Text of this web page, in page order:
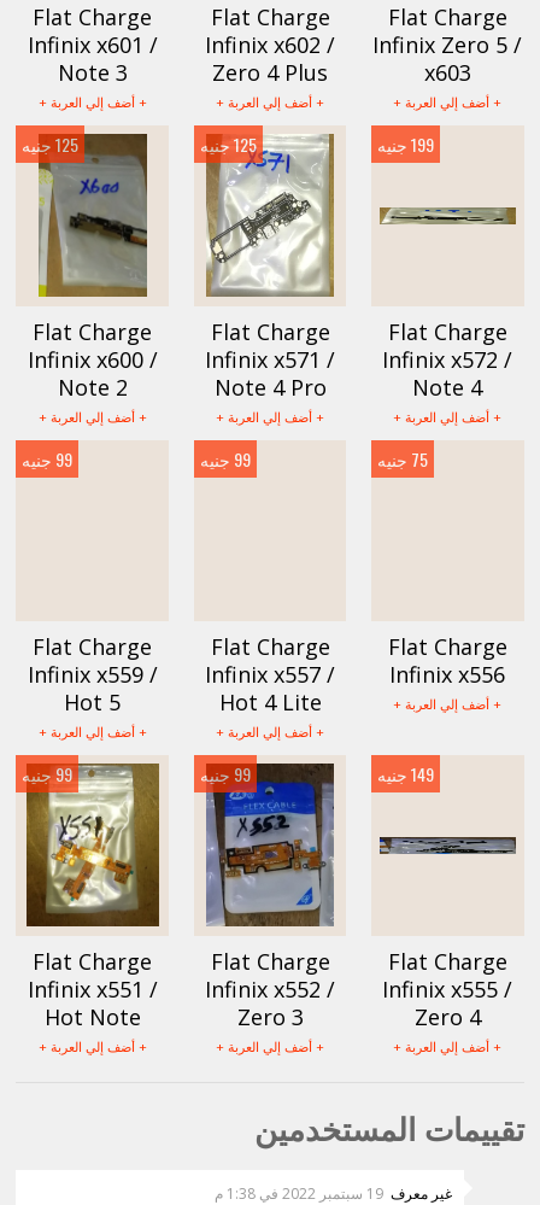
Flat Charge
Infinix Zero 5 /
x603
+ أضف إلي العربة +
Flat Charge
Infinix x602 /
Zero 4 Plus
+ أضف إلي العربة +
Flat Charge
Infinix x601 /
Note 3
+ أضف إلي العربة +
Flat Charge
Infinix x572 /
Note 4
+ أضف إلي العربة +
199 جنيه
Flat Charge
Infinix x571 /
Note 4 Pro
+ أضف إلي العربة +
125 جنيه
Flat Charge
Infinix x600 /
Note 2
+ أضف إلي العربة +
125 جنيه
Flat Charge
Infinix x556
+ أضف إلي العربة +
75 جنيه
Flat Charge
Infinix x557 /
Hot 4 Lite
+ أضف إلي العربة +
99 جنيه
Flat Charge
Infinix x559 /
Hot 5
+ أضف إلي العربة +
99 جنيه
Flat Charge
Infinix x555 /
Zero 4
+ أضف إلي العربة +
149 جنيه
Flat Charge
Infinix x552 /
Zero 3
+ أضف إلي العربة +
99 جنيه
Flat Charge
Infinix x551 /
Hot Note
+ أضف إلي العربة +
99 جنيه
تقييمات المستخدمين
غير معرف 19 سبتمبر 2022 في 1:38 م